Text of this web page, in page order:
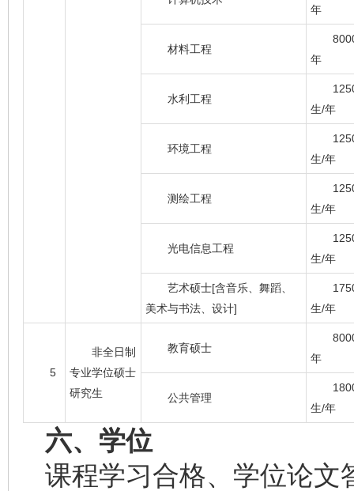
年
材料工程
年
水利工程
生/年
环境工程
生/年
测绘工程
生/年
光电信息工程
生/年
艺术硕士[含音乐、舞蹈、
美术与书法、设计]
生/年
5
非全日制
专业学位硕士
研究生
教育硕士
年
公共管理
生/年
六、学位
课程学习合格、学位论文